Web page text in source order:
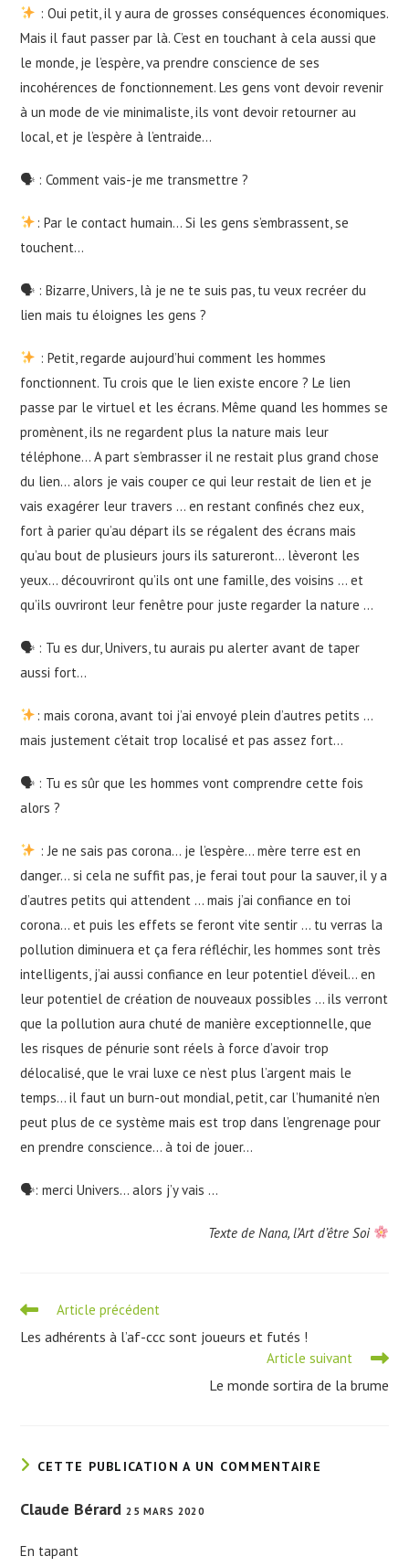
: Oui petit, il y aura de grosses conséquences économiques.
Mais il faut passer par là. C’est en touchant à cela aussi que
le monde, je l’espère, va prendre conscience de ses
incohérences de fonctionnement. Les gens vont devoir revenir
à un mode de vie minimaliste, ils vont devoir retourner au
local, et je l’espère à l’entraide…
🗣 : Comment vais-je me transmettre ?
: Par le contact humain… Si les gens s’embrassent, se
touchent…
🗣 : Bizarre, Univers, là je ne te suis pas, tu veux recréer du
lien mais tu éloignes les gens ?
: Petit, regarde aujourd’hui comment les hommes
fonctionnent. Tu crois que le lien existe encore ? Le lien
passe par le virtuel et les écrans. Même quand les hommes se
promènent, ils ne regardent plus la nature mais leur
téléphone… A part s’embrasser il ne restait plus grand chose
du lien… alors je vais couper ce qui leur restait de lien et je
vais exagérer leur travers … en restant confinés chez eux,
fort à parier qu’au départ ils se régalent des écrans mais
qu’au bout de plusieurs jours ils satureront… lèveront les
yeux… découvriront qu’ils ont une famille, des voisins … et
qu’ils ouvriront leur fenêtre pour juste regarder la nature …
🗣 : Tu es dur, Univers, tu aurais pu alerter avant de taper
aussi fort…
: mais corona, avant toi j’ai envoyé plein d’autres petits …
mais justement c’était trop localisé et pas assez fort…
🗣 : Tu es sûr que les hommes vont comprendre cette fois
alors ?
: Je ne sais pas corona… je l’espère… mère terre est en
danger… si cela ne suffit pas, je ferai tout pour la sauver, il y a
d’autres petits qui attendent … mais j’ai confiance en toi
corona… et puis les effets se feront vite sentir … tu verras la
pollution diminuera et ça fera réfléchir, les hommes sont très
intelligents, j’ai aussi confiance en leur potentiel d’éveil… en
leur potentiel de création de nouveaux possibles … ils verront
que la pollution aura chuté de manière exceptionnelle, que
les risques de pénurie sont réels à force d’avoir trop
délocalisé, que le vrai luxe ce n’est plus l’argent mais le
temps… il faut un burn-out mondial, petit, car l’humanité n’en
peut plus de ce système mais est trop dans l’engrenage pour
en prendre conscience… à toi de jouer…
🗣: merci Univers… alors j’y vais …
Texte de Nana, l’Art d’être Soi
Read
articles
Article précédent
Les adhérents à l’af-ccc sont joueurs et futés !
Article suivant
Le monde sortira de la brume
CETTE PUBLICATION A UN COMMENTAIRE
Claude Bérard25 MARS 2020
En tapant